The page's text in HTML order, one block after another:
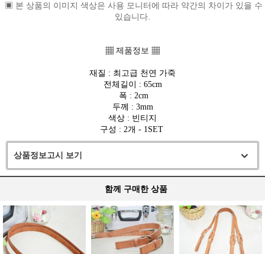
▣ 본 상품의 이미지 색상은 사용 모니터에 따라 약간의 차이가 있을 수
있습니다.
▦ 제품정보 ▦
재질 : 최고급 천연 가죽
전체길이 : 65cm
폭 : 2cm
두께 : 3mm
색상 : 빈티지
구성 : 2개 - 1SET
상품정보고시 보기
함께 구매한 상품